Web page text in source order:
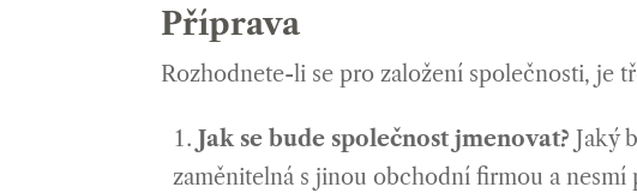
Příprava
Rozhodnete-li se pro založení společnosti, je
Jak se bude společnost jmenovat? Jaký
zaměnitelná s jinou obchodní firmou a